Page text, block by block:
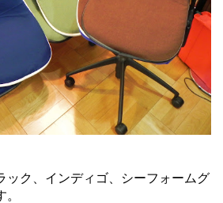
ック、インディゴ、シーフォームグ